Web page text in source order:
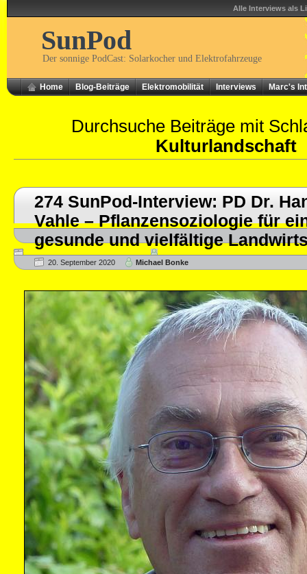
Alle Interviews als
SunPod
Der sonnige PodCast: Solarkocher und Elektrofahrzeuge
Home Blog-Beiträge Elektromobilität Interviews Marc's
Durchsuche Beiträge mit
Kulturlandschaft
274 SunPod-Interview: PD Dr.
Vahle – Pflanzensoziologie für
gesunde und vielfältige
20. September 2020 Michael Bonke